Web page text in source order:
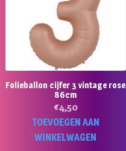
Folieballon cijfer 3 vintage rose
86cm
€4,50
TOEVOEGEN AAN
WINKELWAGEN